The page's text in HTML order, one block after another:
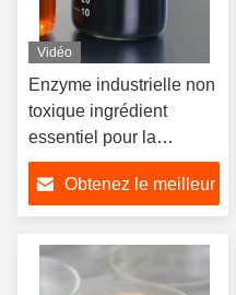
Vidéo
Enzyme industrielle non
toxique ingrédient
essentiel pour la
production industrielle
Obtenez le meilleur